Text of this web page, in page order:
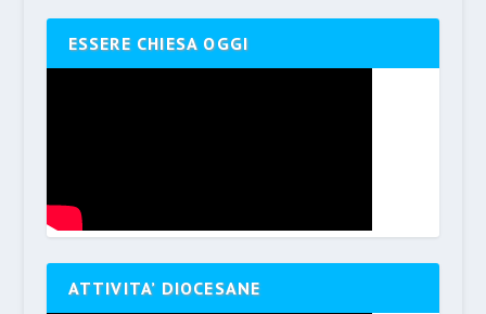
ESSERE CHIESA OGGI
ATTIVITA’ DIOCESANE